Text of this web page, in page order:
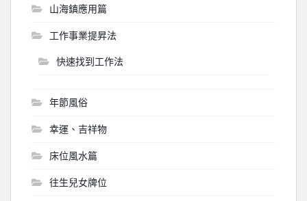
山海鎮應用篇
工作事業提昇法
快速找到工作法
年節風俗
幸運、吉祥物
床位風水篇
往生兒女牌位